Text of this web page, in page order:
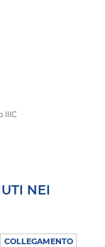
IIIC
NEI
COLLEGAMENTO